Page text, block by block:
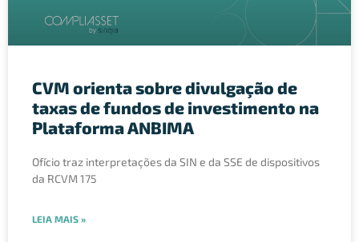
CVM orienta sobre divulgação de
taxas de fundos de investimento na
Plataforma ANBIMA
Ofício traz interpretações da SIN e da SSE de dispositivos
da RCVM 175
LEIA MAIS »